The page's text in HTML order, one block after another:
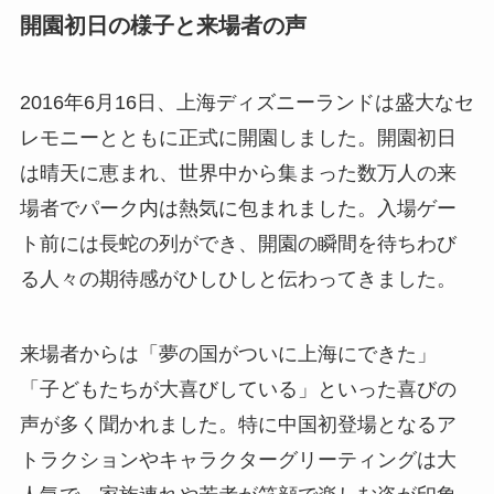
開園初日の様子と来場者の声
2016年6月16日、上海ディズニーランドは盛大なセ
レモニーとともに正式に開園しました。開園初日
は晴天に恵まれ、世界中から集まった数万人の来
場者でパーク内は熱気に包まれました。入場ゲー
ト前には長蛇の列ができ、開園の瞬間を待ちわび
る人々の期待感がひしひしと伝わってきました。
来場者からは「夢の国がついに上海にできた」
「子どもたちが大喜びしている」といった喜びの
声が多く聞かれました。特に中国初登場となるア
トラクションやキャラクターグリーティングは大